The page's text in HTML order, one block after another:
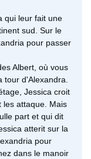
qui leur fait une
sud. Sur le
pour passer
Albert, où vous
d'Alexandra.
Jessica croit
les attaque. Mais
part et qui dit
atterit sur la
pour
dans le manoir